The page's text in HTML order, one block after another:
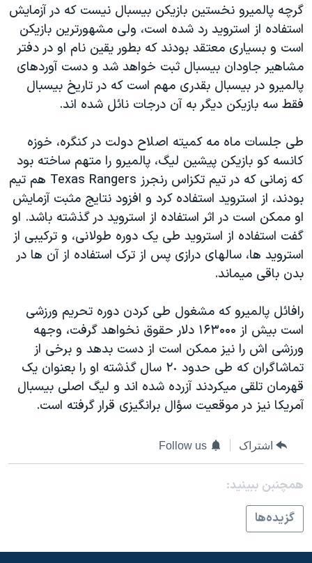
صفحه‌های ویژه
سفر پرزیدنت ترامپ به چین
گرچه پالميرو نخستين بازيکن بيسبال نيست که در آزمايش
استفاده از استرويد رد شده است، ولی مشهورترين بازيکن
است و بسياری معتقد بودند که بطور يقين نام او در دفتر
مشاهير جاودان بيسبال ثبت خواهد شد و دست آوردهای
پالميرو در بيسبال بقدری مهم است که در تاريخ بيسبال
فقط سه بازيکن ديگر به آن درجات نائل شده اند.
طی جلسات ماه مه کميته اصلاح دولت در کنگره، خوزه
کانسه کو بازيکن پيشين ليگ، پالميرو را متهم ساخته بود
که زمانی که در تيم تکزاس رنجرز Texas Rangers هم تيم
بودند، از استرويد استفاده کرد و افزود نتايج مثبت آزمايش
او ممکن است در اثر استفاده از استرويد در گذشته باشد. او
گفت استفاده از استرويد طی يک دوره طولانی، و ترکيبی از
استرويد ها، سالهای درازی پس از ترک استفاده از آن ها در
بدن باقی ميماند.
رافائل پالميرو که مشغول طی کردن دوره تحريم ورزشی
است بيش از ١۶٣۰۰۰ دلار حقوق نخواهد گرفت، وجهه
ورزشی اش را نيز ممکن است از دست بدهد و برخی از
تماشاگران که طی حدود ٢٠ سال گذشته او را بعنوان يک
قهرمان تلقی ميکردند آزرده شده اند و ليگ اصلی بيسبال
آمريکا نيز در موقعيت سؤال برانگيزی قرار گرفته است.
اشتراک Follow us
همچنبن ببینید:
گزيده‌ها